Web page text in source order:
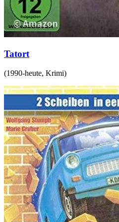
Tatort
(1990-heute, Krimi)